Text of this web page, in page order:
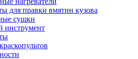
для правки вмятин кузова
сушки
инструмент